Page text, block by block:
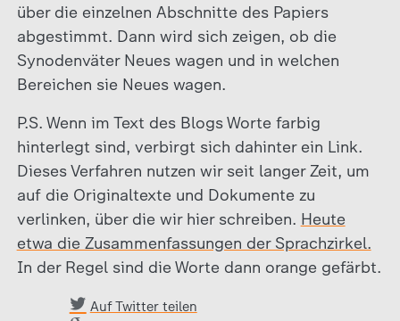
über die einzelnen Abschnitte des Papiers
abgestimmt. Dann wird sich zeigen, ob die
Synodenväter Neues wagen und in welchen
Bereichen sie Neues wagen.
P.S. Wenn im Text des Blogs Worte farbig
hinterlegt sind, verbirgt sich dahinter ein Link.
Dieses Verfahren nutzen wir seit langer Zeit, um
auf die Originaltexte und Dokumente zu
verlinken, über die wir hier schreiben. Heute
etwa die Zusammenfassungen der Sprachzirkel.
In der Regel sind die Worte dann orange gefärbt.
Auf Twitter teilen